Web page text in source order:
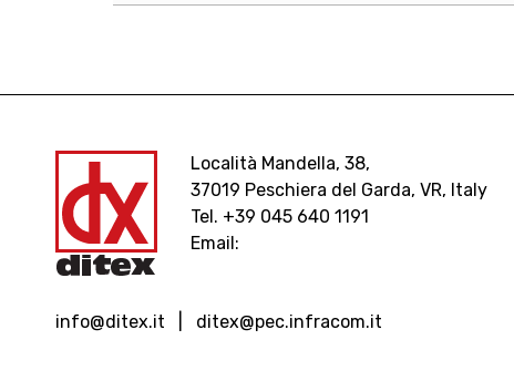
Località Mandella, 38,
37019 Peschiera del Garda, VR, Italy
Tel. +39 045 640 1191
Email:
info@ditex.it | ditex@pec.infracom.it